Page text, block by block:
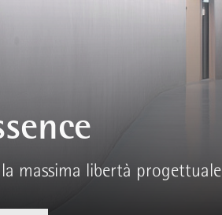
massima libertà progettuale